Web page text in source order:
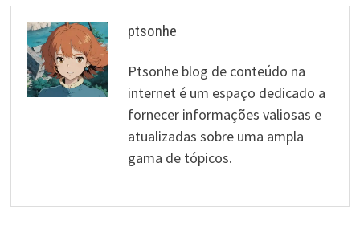
ptsonhe
Ptsonhe blog de conteúdo na
internet é um espaço dedicado a
fornecer informações valiosas e
atualizadas sobre uma ampla
gama de tópicos.